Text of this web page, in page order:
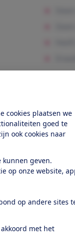
cookies plaatsen we
goed te
ook cookies naar
kunnen geven.
op onze website,
op andere sites
akkoord met het